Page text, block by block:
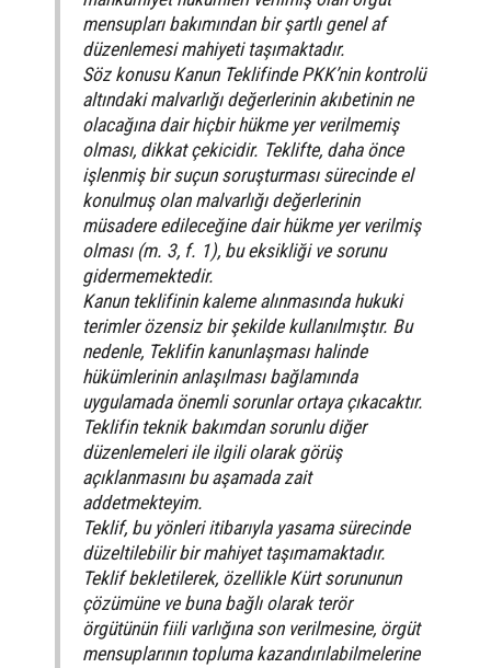
mensupları bakımından bir şartlı genel af
düzenlemesi mahiyeti taşımaktadır.
Söz konusu Kanun Teklifinde PKK’nin kontrolü
altındaki malvarlığı değerlerinin akıbetinin ne
olacağına dair hiçbir hükme yer verilmemiş
olması, dikkat çekicidir. Teklifte, daha önce
işlenmiş bir suçun soruşturması sürecinde el
konulmuş olan malvarlığı değerlerinin
müsadere edileceğine dair hükme yer verilmiş
olması (m. 3, f. 1), bu eksikliği ve sorunu
gidermemektedir.
Kanun teklifinin kaleme alınmasında hukuki
terimler özensiz bir şekilde kullanılmıştır. Bu
nedenle, Teklifin kanunlaşması halinde
hükümlerinin anlaşılması bağlamında
uygulamada önemli sorunlar ortaya çıkacaktır.
Teklifin teknik bakımdan sorunlu diğer
düzenlemeleri ile ilgili olarak görüş
açıklanmasını bu aşamada zait
addetmekteyim.
Teklif, bu yönleri itibarıyla yasama sürecinde
düzeltilebilir bir mahiyet taşımamaktadır.
Teklif bekletilerek, özellikle Kürt sorununun
çözümüne ve buna bağlı olarak terör
örgütünün fiili varlığına son verilmesine, örgüt
mensuplarının topluma kazandırılabilmelerine